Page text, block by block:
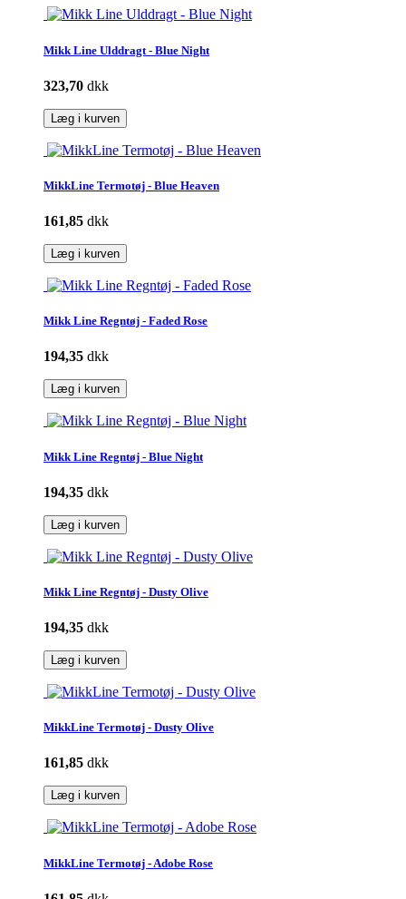
Mikk Line Ulddragt - Blue Night
323,70 dkk
Læg i kurven
MikkLine Termotøj - Blue Heaven
161,85 dkk
Læg i kurven
Mikk Line Regntøj - Faded Rose
194,35 dkk
Læg i kurven
Mikk Line Regntøj - Blue Night
194,35 dkk
Læg i kurven
Mikk Line Regntøj - Dusty Olive
194,35 dkk
Læg i kurven
MikkLine Termotøj - Dusty Olive
161,85 dkk
Læg i kurven
MikkLine Termotøj - Adobe Rose